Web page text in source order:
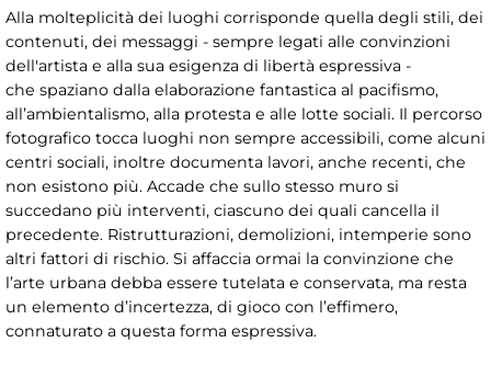
Alla molteplicità dei luoghi corrisponde quella degli stili, dei
contenuti, dei messaggi - sempre legati alle convinzioni
dell'artista e alla sua esigenza di libertà espressiva -
che spaziano dalla elaborazione fantastica al pacifismo,
all’ambientalismo, alla protesta e alle lotte sociali. Il percorso
fotografico tocca luoghi non sempre accessibili, come alcuni
centri sociali, inoltre documenta lavori, anche recenti, che
non esistono più. Accade che sullo stesso muro si
succedano più interventi, ciascuno dei quali cancella il
precedente. Ristrutturazioni, demolizioni, intemperie sono
altri fattori di rischio. Si affaccia ormai la convinzione che
l’arte urbana debba essere tutelata e conservata, ma resta
un elemento d’incertezza, di gioco con l’effimero,
connaturato a questa forma espressiva.